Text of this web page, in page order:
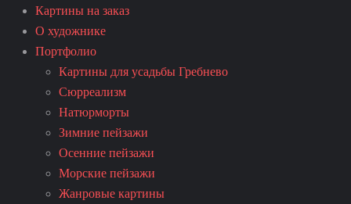
Картины на заказ
О художнике
Портфолио
Картины для усадьбы Гребнево
Сюрреализм
Натюрморты
Зимние пейзажи
Осенние пейзажи
Морские пейзажи
Жанровые картины